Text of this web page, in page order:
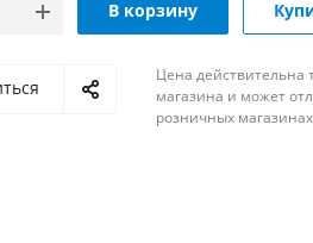
В корзину
Цена действительна
магазина и может
розничных магазинах